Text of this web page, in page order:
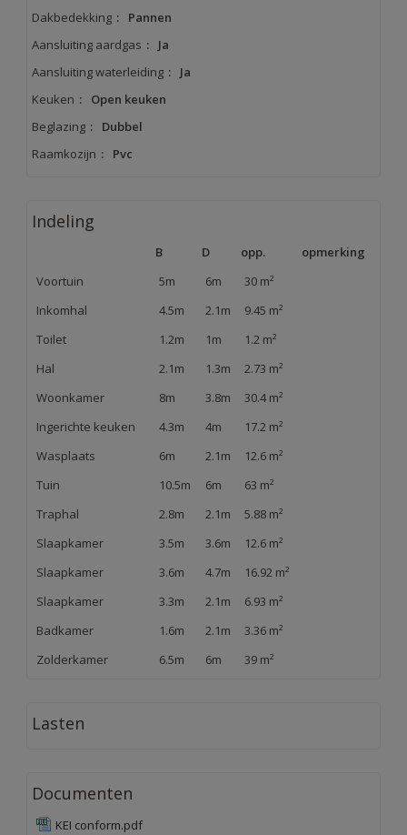
Dakbedekking :
Pannen
Aansluiting aardgas :
Ja
Aansluiting waterleiding :
Ja
Keuken :
Open keuken
Beglazing :
Dubbel
Raamkozijn : Pvc
Indeling
B D opp.
opmerking
Voortuin
5m 6m
30 m²
Inkomhal
4.5m 2.1m
9.45 m²
Toilet
1.2m 1m
1.2 m²
Hal
2.1m 1.3m
2.73 m²
Woonkamer
8m 3.8m
30.4 m²
Ingerichte keuken
4.3m 4m
17.2 m²
Wasplaats
6m 2.1m
12.6 m²
Tuin
10.5m 6m
63 m²
Traphal
2.8m 2.1m
5.88 m²
Slaapkamer
3.5m 3.6m
12.6 m²
Slaapkamer
3.6m 4.7m
16.92 m²
Slaapkamer
3.3m 2.1m
6.93 m²
Badkamer
1.6m 2.1m
3.36 m²
Zolderkamer
6.5m 6m 39 m²
Lasten
Documenten
KEI conform.pdf